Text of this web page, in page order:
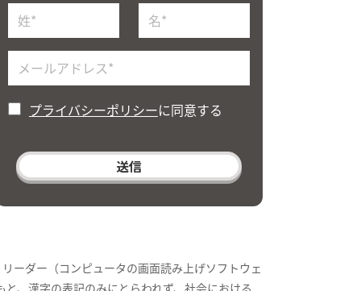
プライバシーポリシーに同意する
ーダー（コンピュータの画面読み上げソフトウェ
、漢字の表記のみにとらわれず、社会における